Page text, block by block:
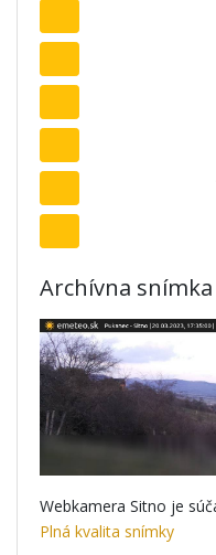
Archívna snímka
Webkamera Sitno je
Plná kvalita snímky